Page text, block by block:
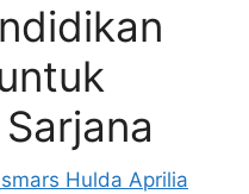
Hulda Aprilia